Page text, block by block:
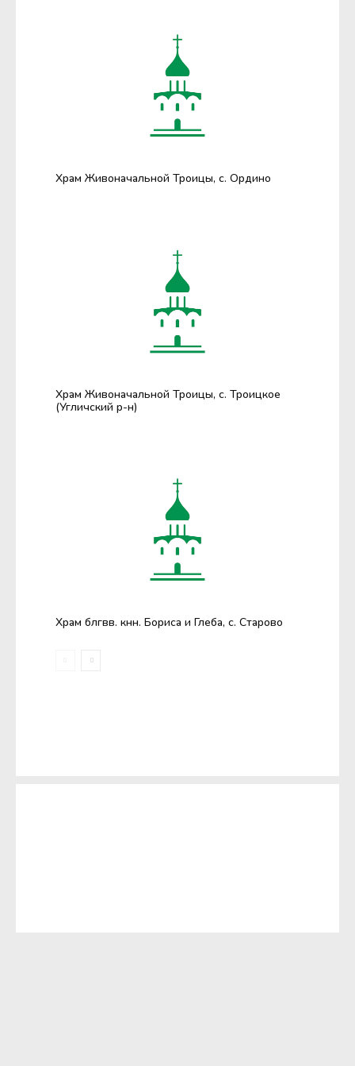
Храм Живоначальной Троицы, с. Ордино
Храм Живоначальной Троицы, с. Троицкое
(Угличский р-н)
Храм блгвв. кнн. Бориса и Глеба, с. Старово